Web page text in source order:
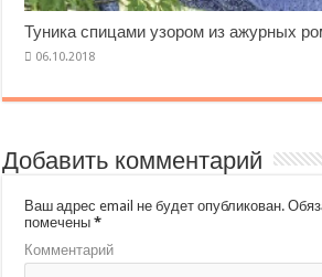
Туника спицами узором из ажурных
Добавить комментарий
Ваш адрес email не будет опубликован.
помечены*
Комментарий